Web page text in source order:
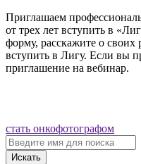
Приглашаем
от трех лет вступить в
форму, расскажите о своих
вступить в Лигу. Если вы
приглашение на вебинар.
стать онкофотографом
Искать